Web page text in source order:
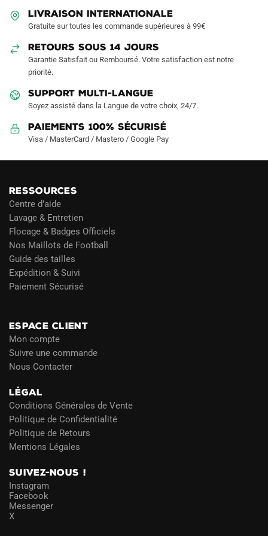
LIVRAISON INTERNATIONALE
Gratuite sur toutes les commande supérieures à 99€
RETOURS SOUS 14 JOURS
Garantie Satisfait ou Remboursé. Votre satisfaction est notre
priorité.
SUPPORT MULTI-LANGUE
Soyez assisté dans la Langue de votre choix, 24/7.
Paiements 100% Sécurisé
Visa / MasterCard / Mastero / Google Pay
RESSOURCES
Centre d’aide
Lavage & Entretien
Flocage & Badges Officiels
Nos Maillots de Football
Guide des tailles
Expédition & Suivi
Paiement Sécurisé
ESPACE CLIENT
Mon compte
Suivre une commande
Nous Contacter
LÉGAL
Conditions Générales de Vente
Politique de Confidentialité
Politique de Retours
Mentions Légales
SUIVEZ-NOUS !
Instagram
Facebook
Messenger
X